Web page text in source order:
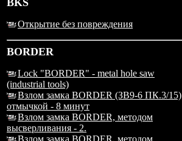
BKS
Открытие без повреждения
BORDER
Lock "BORDER" - metal hole saw
(industrial tools)
Взлом замка BORDER (ЗВ9-6 ПК.3/15)
отмычкой - 8 минут
Взлом замка BORDER, методом
высверливания - 2.
Взлом замка BORDER, методом